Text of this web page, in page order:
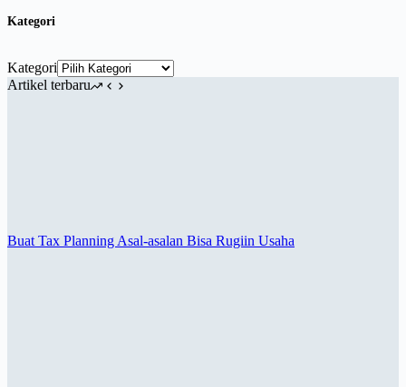
Kategori
Kategori
Artikel terbaru
Buat Tax Planning Asal-asalan Bisa Rugiin Usaha